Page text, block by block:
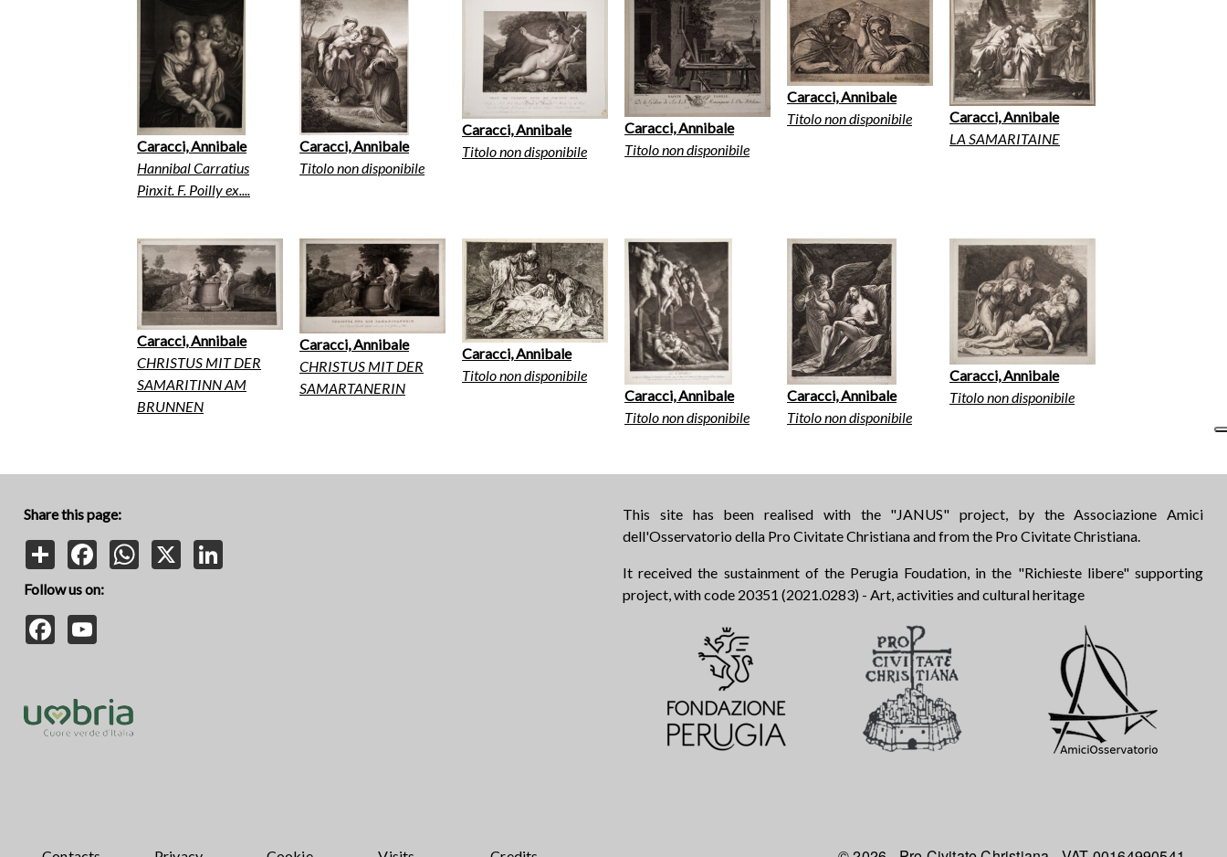
Caracci, Annibale
Hannibal Carratius
Pinxit. F. Poilly ex....
Caracci, Annibale
Titolo non disponibile
Caracci, Annibale
Titolo non disponibile
Caracci, Annibale
Titolo non disponibile
Caracci, Annibale
Titolo non disponibile
Caracci, Annibale
LA SAMARITAINE
Caracci, Annibale
CHRISTUS MIT DER
SAMARITINN AM
BRUNNEN
Caracci, Annibale
CHRISTUS MIT DER
SAMARTANERIN
Caracci, Annibale
Titolo non disponibile
Caracci, Annibale
Titolo non disponibile
Caracci, Annibale
Titolo non disponibile
Caracci, Annibale
Titolo non disponibile
Share this page:
Share
FacebookWhatsApp
Follow us on:
Facebook
This site has been realised with the "JANUS" project, by the Associazione Amici
dell'Osservatorio della Pro Civitate Christiana and from the Pro Civitate Christiana.
It received the sustainment of the Perugia Foudation, in the "Richieste libere" supporting
project, with code 20351 (2021.0283) - Art, activities and cultural heritage